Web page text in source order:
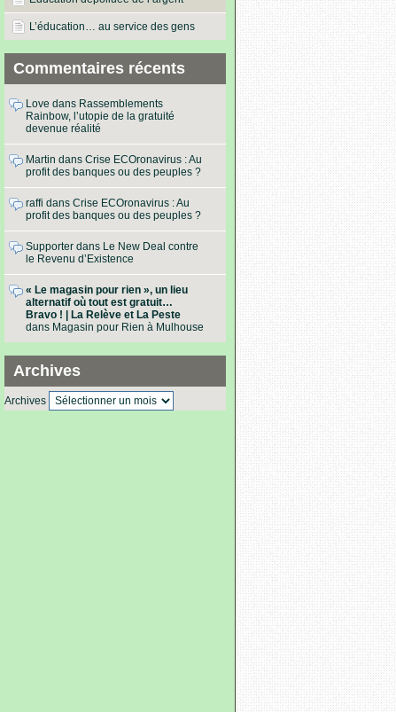
L’éducation… au service des gens
Commentaires récents
Love dans Rassemblements
Rainbow, l’utopie de la gratuité
devenue réalité
Martin dans Crise ECOronavirus : Au
profit des banques ou des peuples ?
raffi dans Crise ECOronavirus : Au
profit des banques ou des peuples ?
Supporter dans Le New Deal contre
le Revenu d’Existence
« Le magasin pour rien », un lieu
alternatif où tout est gratuit…
Bravo ! | La Relève et La Peste
dans Magasin pour Rien à Mulhouse
Archives
Archives